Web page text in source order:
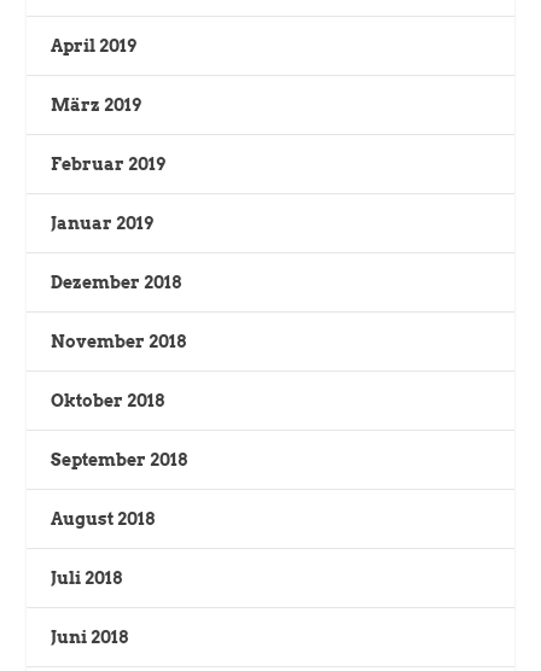
April 2019
März 2019
Februar 2019
Januar 2019
Dezember 2018
November 2018
Oktober 2018
September 2018
August 2018
Juli 2018
Juni 2018